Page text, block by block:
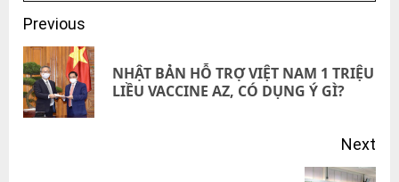
Post
navigation
Previous
NHẬT BẢN HỖ TRỢ VIỆT NAM 1 TRIỆU
LIỀU VACCINE AZ, CÓ DỤNG Ý GÌ?
Next